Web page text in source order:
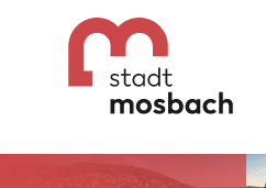
Gehe zum
Gehe zum Inhalt